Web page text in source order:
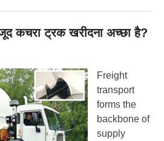
कचरा ट्रक खरीदना अच्छा है?
Freight
transport
forms the
backbone of
supply